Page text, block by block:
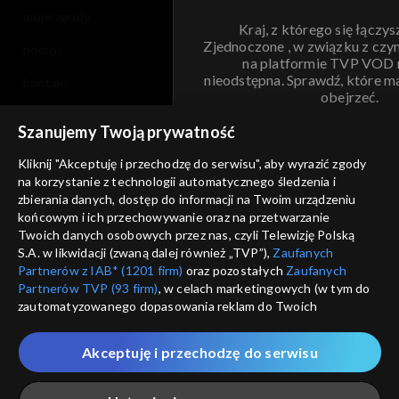
Kraj, z którego się
Zjednoczone , w związku z
na platformie TVP VOD
nieodstępna. Sprawdź, które
obejrzeć.
ANULUJ
informacje o dostawcy usług
Szanujemy Twoją prywatność
Kliknij "Akceptuję i przechodzę do serwisu", aby wyrazić zgody
na korzystanie z technologii automatycznego śledzenia i
zbierania danych, dostęp do informacji na Twoim urządzeniu
końcowym i ich przechowywanie oraz na przetwarzanie
Twoich danych osobowych przez nas, czyli Telewizję Polską
S.A. w likwidacji (zwaną dalej również „TVP”), Zaufanych
Partnerów z IAB* (1201 firm) oraz pozostałych Zaufanych
Partnerów TVP (93 firm), w celach marketingowych (w tym do
zautomatyzowanego dopasowania reklam do Twoich
które wskazujemy poniżej, a także zgody na udostępnianie
przez nas identyfikatora PPID do Google.
Twoje dane osobowe zbierane podczas odwiedzania przez
Akceptuję i przechodzę do serwisu